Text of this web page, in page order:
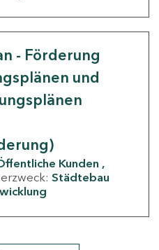
- Förderung
und
Kunden
Städtebau